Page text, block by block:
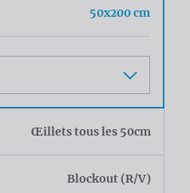
50x200 cm
Œillets tous les 50cm
Blockout (R/V)